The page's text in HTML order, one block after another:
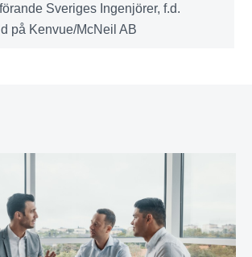
Sveriges Ingenjörer, f.d.
på Kenvue/McNeil AB